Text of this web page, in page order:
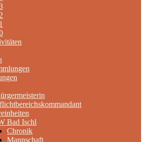
Bad Ischl
Chronik
Mannschaft